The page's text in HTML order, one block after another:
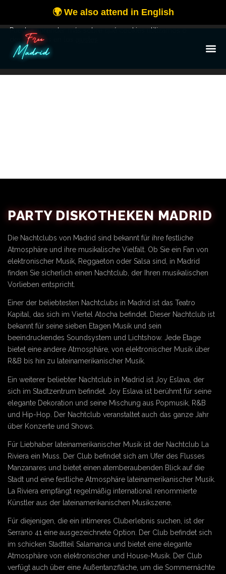
PARTY DISKOTHEKEN MADRID
Die Nachtclubs von Madrid sind bekannt für ihre festliche
Atmosphäre und ihre musikalische Vielfalt. Ob Sie ein Fan von
elektronischer Musik, Reggaeton oder Salsa sind, in Madrid
finden Sie sicherlich einen Nachtclub, der Ihren musikalischen
Vorlieben entspricht.
Einer der beliebtesten Nachtclubs in Madrid ist das Teatro
Kapital, das sich im Viertel Atocha befindet. Dieser Nachtclub ist
bekannt für seine sieben Etagen Musik und sein
beeindruckendes Soundsystem und Lichtshow. Jede Etage
bietet eine andere Atmosphäre, von elektronischer Musik über
R&B bis hin zu lateinamerikanischer Musik.
Ein weiterer beliebter Nachtclub in Madrid ist Joy Eslava, der
sich im Stadtzentrum befindet. Joy Eslava ist berühmt für seine
elegante Dekoration und seine Mischung aus Popmusik, R&B
und Hip-Hop. Der Nachtclub veranstaltet auch das ganze Jahr
über Konzerte und Shows.
Für Liebhaber lateinamerikanischer Musik ist der Nachtclub La
Riviera ein Muss. Der Club befindet sich am Ufer des Flusses
Manzanares und bietet einen atemberaubenden Blick auf die
Stadt und eine festliche Atmosphäre lateinamerikanischer Musik.
La Riviera empfängt regelmäßig international renommierte
Künstler aus der lateinamerikanischen Musikszene.
Für diejenigen, die ein intimeres Cluberlebnis suchen, ist der
Serrano 41 eine ausgezeichnete Option. Der Club befindet sich
im schicken Stadtteil Salamanca und bietet eine elegante
Atmosphäre von elektronischer und House-Musik. Der Club
verfügt auch über eine Außentanzfläche, um die Sommernächte
Utilizamos cookies para ofrecerte la mejor experiencia en
Puedes aprender más sobre qué cookies utilizamos o
desactivarlas en los
OK